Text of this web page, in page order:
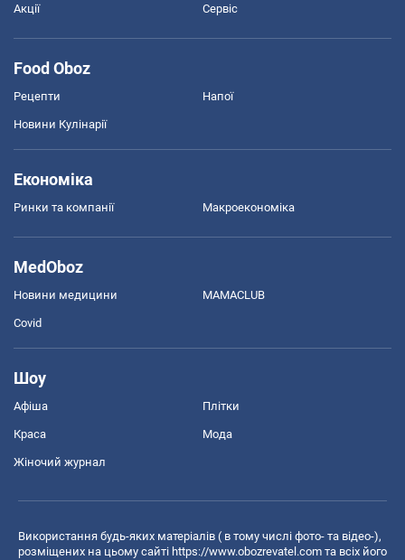
Акції Сервіс
Food Oboz
Рецепти Напої
Новини Кулінарії
Економіка
Ринки та компанії Макроекономіка
MedOboz
Новини медицини MAMACLUB
Covid
Шоу
Афіша Плітки
Краса Мода
Жіночий журнал
Використання будь-яких матеріалів ( в тому числі фото- та відео-),
розміщених на цьому сайті https://www.obozrevatel.com та всіх його